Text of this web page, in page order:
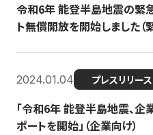
令和6年 能登半島地震の緊
ト無償開放を開始しました（
2024.01.04 プレスリリース
「令和6年 能登半島地震、
ポートを開始」（企業向け）